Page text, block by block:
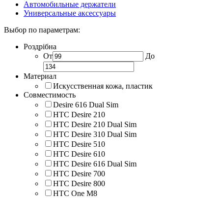
Автомобильные держатели
Универсальные аксессуары
Выбор по параметрам:
Роздрібна
От
До
Материал
Искусственная кожа, пластик
Совместимость
Desire 616 Dual Sim
HTC Desire 210
HTC Desire 210 Dual Sim
HTC Desire 310 Dual Sim
HTC Desire 510
HTC Desire 610
HTC Desire 616 Dual Sim
HTC Desire 700
HTC Desire 800
HTC One M8